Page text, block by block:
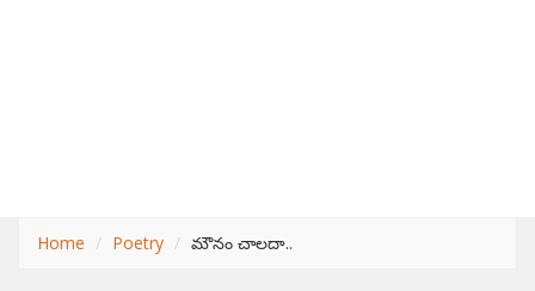
Home Poetry మౌనం చాలదా..